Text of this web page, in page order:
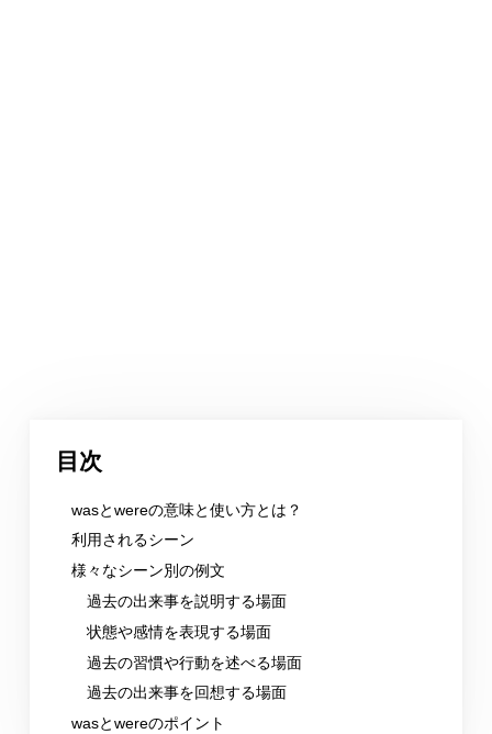
目次
wasとwereの意味と使い方とは？
利用されるシーン
様々なシーン別の例文
過去の出来事を説明する場面
状態や感情を表現する場面
過去の習慣や行動を述べる場面
過去の出来事を回想する場面
wasとwereのポイント